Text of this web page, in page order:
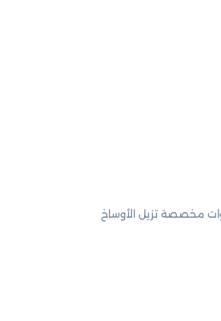
مخصصة تزيل الأوساخ